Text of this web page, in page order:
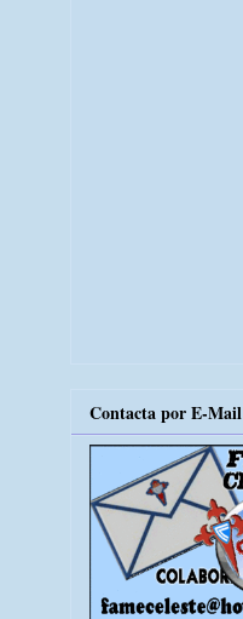
Contacta por E-Mail